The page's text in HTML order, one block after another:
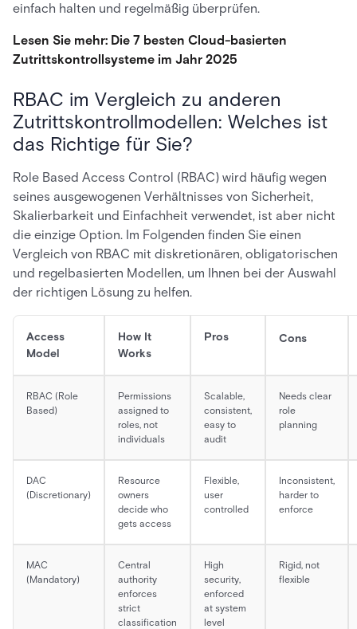
einfach halten und regelmäßig überprüfen.
Lesen Sie mehr: Die 7 besten Cloud-basierten
Zutrittskontrollsysteme im Jahr 2025
RBAC im Vergleich zu anderen
Zutrittskontrollmodellen: Welches ist
das Richtige für Sie?
Role Based Access Control (RBAC) wird häufig wegen
seines ausgewogenen Verhältnisses von Sicherheit,
Skalierbarkeit und Einfachheit verwendet, ist aber nicht
die einzige Option. Im Folgenden finden Sie einen
Vergleich von RBAC mit diskretionären, obligatorischen
und regelbasierten Modellen, um Ihnen bei der Auswahl
der richtigen Lösung zu helfen.
Access
Model
How It
Works
Pros Cons
RBAC (Role
Based)
Permissions
assigned to
roles, not
individuals
Scalable,
consistent,
easy to
audit
Needs clear
role
planning
DAC
(Discretionary)
Resource
owners
decide who
gets access
Flexible,
user
controlled
Inconsistent,
harder to
enforce
MAC
(Mandatory)
Central
authority
enforces
strict
classification
High
security,
enforced
at system
level
Rigid, not
flexible